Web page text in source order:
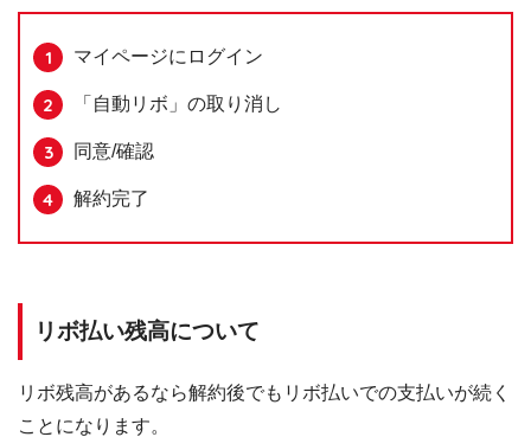
マイページにログイン
「自動リボ」の取り消し
同意/確認
解約完了
リボ払い残高について
リボ残高があるなら解約後でもリボ払いでの支払いが続く
ことになります。